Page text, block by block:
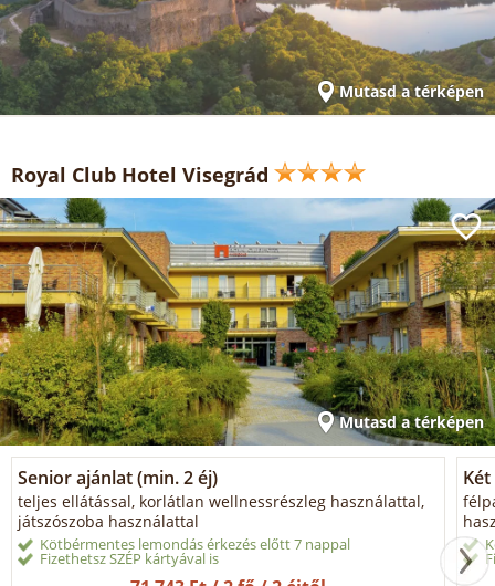
Mutasd a térképen
Royal Club Hotel Visegrád
Mutasd a térképen
Senior ajánlat (min. 2 éj)
teljes ellátással, korlátlan wellnessrészleg használattal,
játszószoba használattal
Kötbérmentes lemondás érkezés előtt 7 nappal
Fizethetsz SZÉP kártyával is